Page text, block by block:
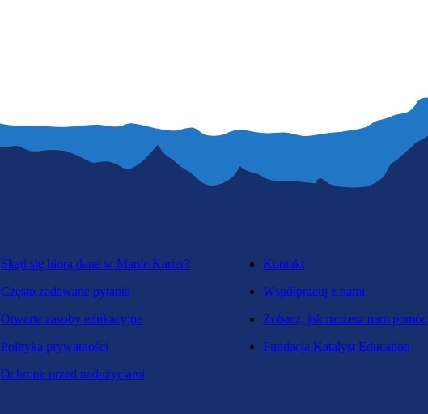
Skąd się biorą dane w Mapie Karier?
Często zadawane pytania
Otwarte zasoby edukacyjne
Polityka prywatności
Ochrona przed nadużyciami
Kontakt
Współpracuj z nami
Zobacz, jak możesz nam pomóc
Fundacja Katalyst Education